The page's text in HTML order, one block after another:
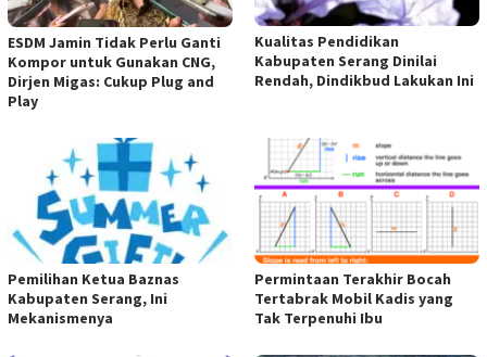
ESDM Jamin Tidak Perlu Ganti
Kompor untuk Gunakan CNG,
Dirjen Migas: Cukup Plug and
Play
Kualitas Pendidikan
Kabupaten Serang Dinilai
Rendah, Dindikbud Lakukan Ini
Pemilihan Ketua Baznas
Kabupaten Serang, Ini
Mekanismenya
Permintaan Terakhir Bocah
Tertabrak Mobil Kadis yang
Tak Terpenuhi Ibu